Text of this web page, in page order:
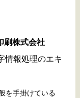
刷株式会社
情報処理のエキ
を手掛けている